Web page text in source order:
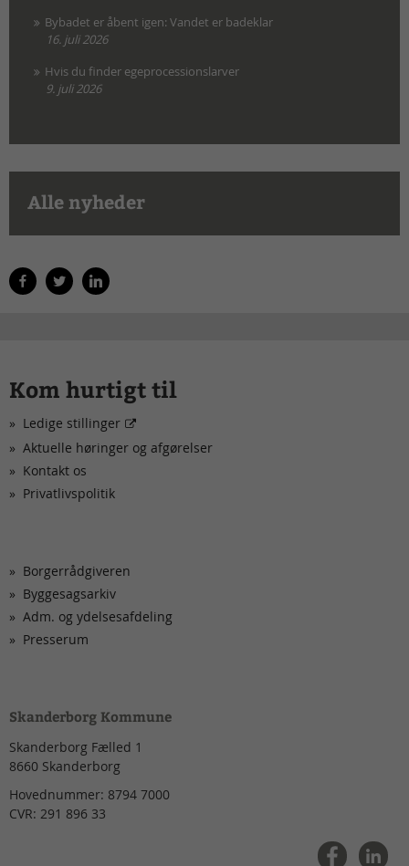
Bybadet er åbent igen: Vandet er badeklar
16. juli 2026
Hvis du finder egeprocessionslarver
9. juli 2026
Alle nyheder
Kom hurtigt til
Ledige stillinger
Aktuelle høringer og afgørelser
Kontakt os
Privatlivspolitik
Borgerrådgiveren
Byggesagsarkiv
Adm. og ydelsesafdeling
Presserum
Skanderborg Kommune
Skanderborg Fælled 1
8660 Skanderborg
Hovednummer: 8794 7000
CVR: 291 896 33